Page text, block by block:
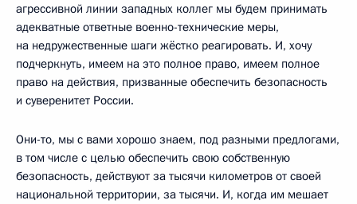
агрессивной линии западных коллег мы будем принимать
адекватные ответные военно-технические меры,
на недружественные шаги жёстко реагировать. И, хочу
подчеркнуть, имеем на это полное право, имеем полное
право на действия, призванные обеспечить безопасность
и суверенитет России.
Они-то, мы с вами хорошо знаем, под разными предлогами,
в том числе с целью обеспечить свою собственную
безопасность, действуют за тысячи километров от своей
национальной территории, за тысячи. И, когда им мешает